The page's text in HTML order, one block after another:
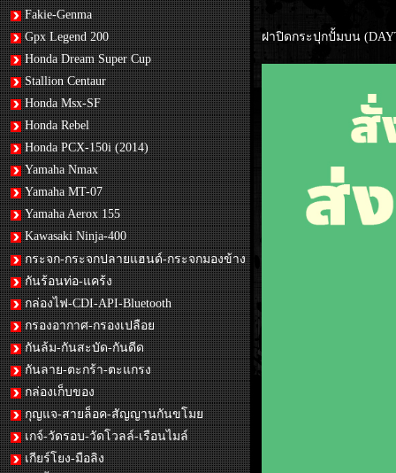
Fakie-Genma
Gpx Legend 200
Honda Dream Super Cup
Stallion Centaur
Honda Msx-SF
Honda Rebel
Honda PCX-150i (2014)
Yamaha Nmax
Yamaha MT-07
Yamaha Aerox 155
Kawasaki Ninja-400
กระจก-กระจกปลายแฮนด์-กระจกมองข้าง
กันร้อนท่อ-แคร้ง
กล่องไฟ-CDI-API-Bluetooth
กรองอากาศ-กรองเปลือย
กันล้ม-กันสะบัด-กันดีด
กันลาย-ตะกร้า-ตะแกรง
กล่องเก็บของ
กุญแจ-สายล็อค-สัญญานกันขโมย
เกจ์-วัดรอบ-วัดโวลล์-เรือนไมล์
เกียร์โยง-มือลิง
ฝาปิดกระปุกปั้มบน